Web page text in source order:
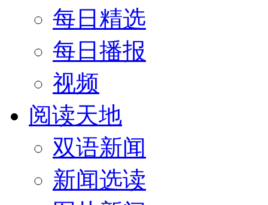
每日精选
每日播报
视频
阅读天地
双语新闻
新闻选读